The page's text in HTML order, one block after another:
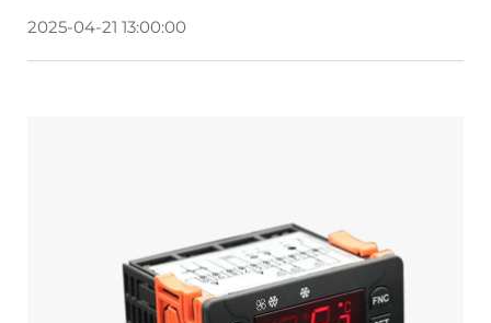
2025-04-21 13:00:00